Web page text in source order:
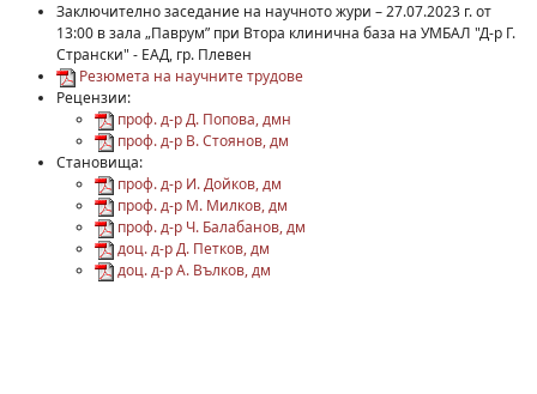
Заключително заседание на научното жури – 27.07.2023 г. от
13:00 в зала „Паврум” при Втора клинична база на УМБАЛ "Д-р Г.
Странски" - ЕАД, гр. Плевен
Резюмета на научните трудове
Рецензии:
проф. д-р Д. Попова, дмн
проф. д-р В. Стоянов, дм
Становища:
проф. д-р И. Дойков, дм
проф. д-р М. Милков, дм
проф. д-р Ч. Балабанов, дм
доц. д-р Д. Петков, дм
доц. д-р А. Вълков, дм